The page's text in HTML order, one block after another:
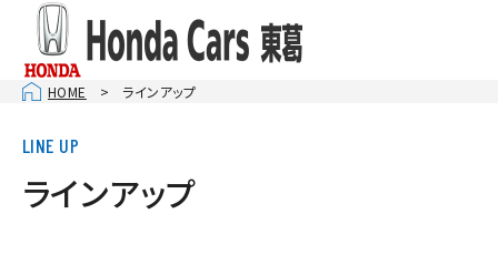
HOME ラインアップ
ラインアップ